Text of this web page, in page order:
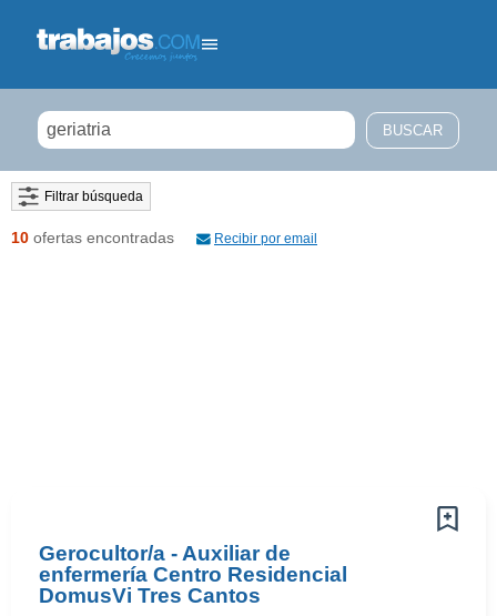
Filtrar búsqueda
10 ofertas encontradas Recibir por email
Gerocultor/a - Auxiliar de
enfermería Centro Residencial
DomusVi Tres Cantos